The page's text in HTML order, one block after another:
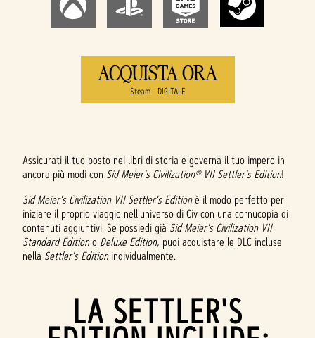
ACQUISTA ORA
Steam - DIGITALE
Assicurati il tuo posto nei libri di storia e governa il tuo impero in
ancora più modi con Sid Meier's Civilization® VII Settler's Edition!
Sid Meier's Civilization VII Settler's Editionè il modo perfetto per
iniziare il proprio viaggio nell'universo di Civ con una cornucopia di
contenuti aggiuntivi. Se possiedi già Sid Meier's Civilization VII
Standard Editiono Deluxe Edition, puoi acquistare le DLC incluse
nella Settler's Editionindividualmente.
LA SETTLER'S